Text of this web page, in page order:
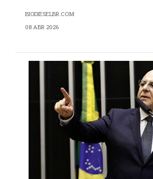
BIODIESELBR.COM
08 ABR 2026